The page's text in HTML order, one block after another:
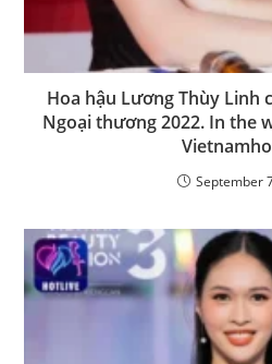
Hoa hậu Lương Thùy Linh
Ngoại thương 2022. In the
September